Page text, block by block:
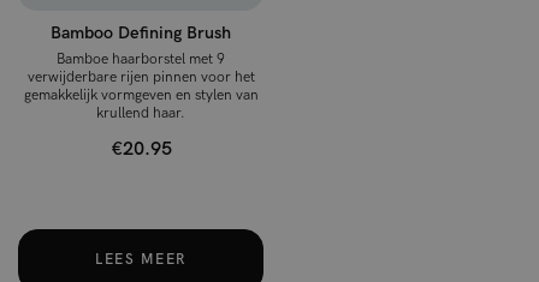
Bamboo Defining Brush
Bamboe haarborstel met 9
verwijderbare rijen pinnen voor het
gemakkelijk vormgeven en stylen van
krullend haar.
€20.95
LEES MEER